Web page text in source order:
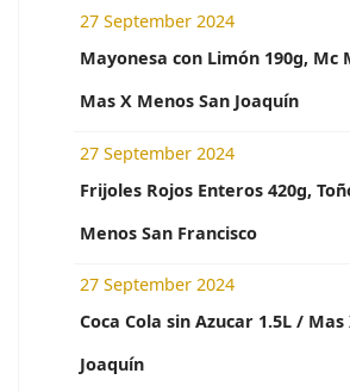
27 September 2024
Mayonesa con Limón 190g, Mc
Mas X Menos San Joaquín
27 September 2024
Frijoles Rojos Enteros 420g,
Menos San Francisco
27 September 2024
Coca Cola sin Azucar 1.5L /
Joaquín